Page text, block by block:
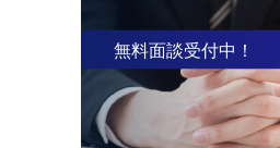
無料面談受付中！